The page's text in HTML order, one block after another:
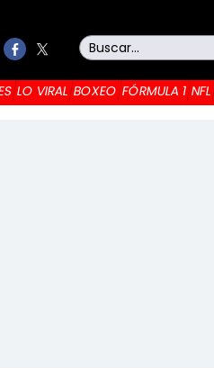
LO VIRAL BOXEO FÓRMULA 1 NFL